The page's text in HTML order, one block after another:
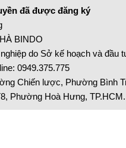
đã được đăng ký
BINDO
do Sở kế hoạch và đầu
0949.375.775
Chiến lược, Phường Bình
Phường Hoà Hưng,